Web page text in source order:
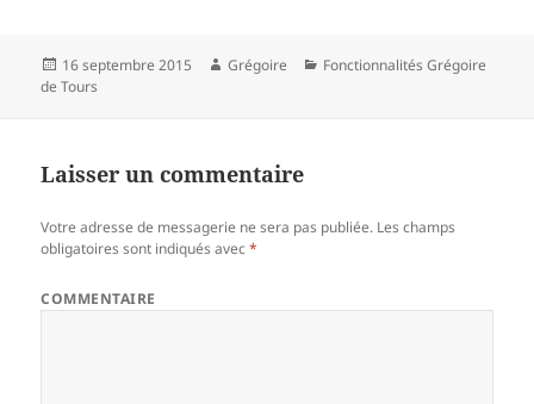
Publié
le
16 septembre 2015 Auteur
Grégoire Catégories
Fonctionnalités Grégoire
de Tours
Laisser un commentaire
Votre adresse de messagerie ne sera pas publiée. Les champs
obligatoires sont indiqués avec*
COMMENTAIRE